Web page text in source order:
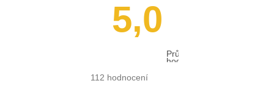
5,0
Průměrné
hodnocení
112 hodnocení